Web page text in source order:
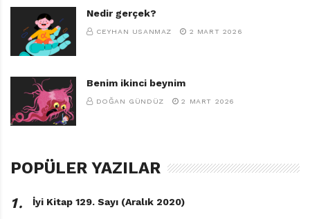
Nedir gerçek?
CEYHAN USANMAZ 2 MART 2026
Benim ikinci beynim
DOĞAN GÜNDÜZ 2 MART 2026
POPÜLER YAZILAR
1․ İyi Kitap 129. Sayı (Aralık 2020)